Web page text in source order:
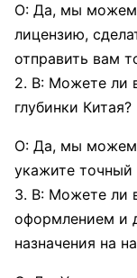
О: Да, мы
лицензию,
отправить вам
2. В: Можете ли
глубинки Китая?
О: Да, мы можем
укажите точный
3. В: Можете ли
оформлением и
назначения на